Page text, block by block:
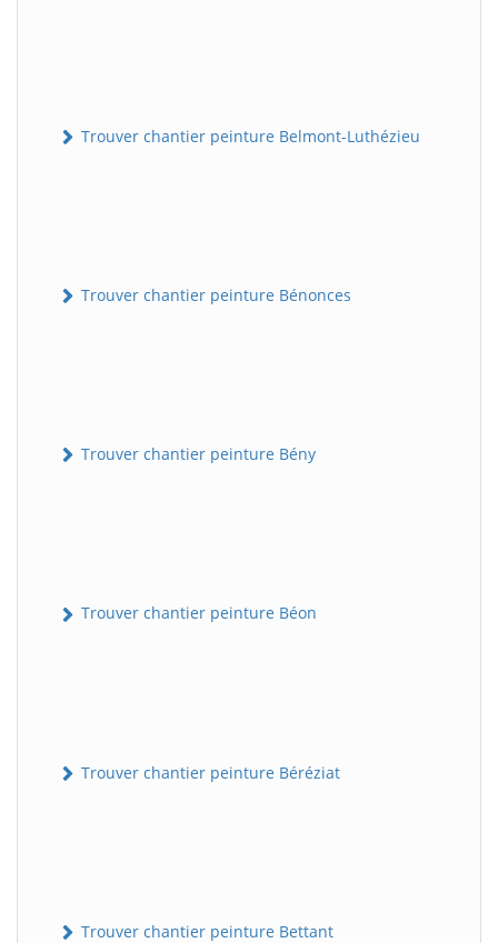
Trouver chantier peinture Belmont-Luthézieu
Trouver chantier peinture Bénonces
Trouver chantier peinture Bény
Trouver chantier peinture Béon
Trouver chantier peinture Béréziat
Trouver chantier peinture Bettant